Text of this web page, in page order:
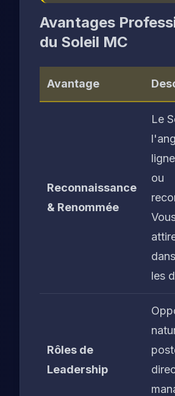
Avantages
du Soleil MC
Avantage
Reconnaissance
& Renommée
Le
ou
les
Rôles de
Leadership